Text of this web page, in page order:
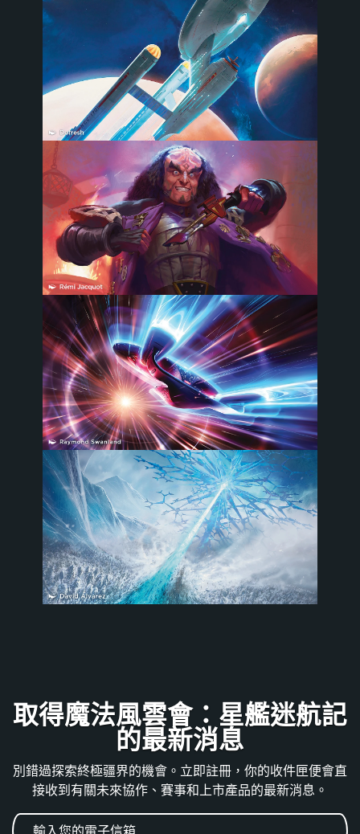
取得魔法風雲會：星艦迷航記
的最新消息
別錯過探索終極疆界的機會。立即註冊，你的收件匣便會直
接收到有關未來協作、賽事和上市產品的最新消息。